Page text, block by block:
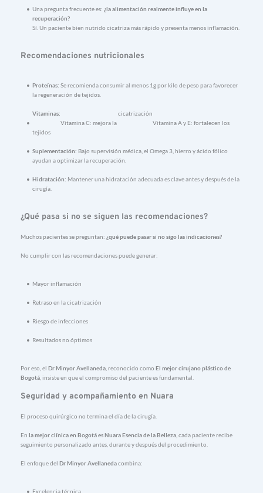
Una pregunta frecuente es: ¿la alimentación realmente influye en la
recuperación?
Sí. Un paciente bien nutrido cicatriza más rápido y presenta menos inflamación.
Recomendaciones nutricionales
Proteínas: Se recomienda consumir al menos 1g por kilo de peso para favorecer
la regeneración de tejidos.
Vitaminas:
Vitamina C: mejora la
cicatrización
Vitamina A y E: fortalecen los
tejidos
Suplementación: Bajo supervisión médica, el Omega 3, hierro y ácido fólico
ayudan a optimizar la recuperación.
Hidratación: Mantener una hidratación adecuada es clave antes y después de la
cirugía.
¿Qué pasa si no se siguen las recomendaciones?
Muchos pacientes se preguntan: ¿qué puede pasar si no sigo las indicaciones?
No cumplir con las recomendaciones puede generar:
Mayor inflamación
Retraso en la cicatrización
Riesgo de infecciones
Resultados no óptimos
Por eso, el Dr Minyor Avellaneda reconocido como El mejor cirujano plástico de
Bogotá insiste en que el compromiso del paciente es fundamental.
Seguridad y acompañamiento en Nuara
El proceso quirúrgico no termina el día de la cirugía.
En la mejor clínica en Bogotá es Nuara Esencia de la Belleza cada paciente recibe
seguimiento personalizado antes, durante y después del procedimiento.
El enfoque del Dr Minyor Avellanedacombina:
Excelencia técnica